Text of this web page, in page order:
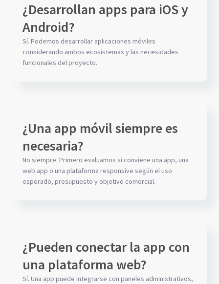
¿Desarrollan apps para iOS y
Android?
Sí. Podemos desarrollar aplicaciones móviles
considerando ambos ecosistemas y las necesidades
funcionales del proyecto.
¿Una app móvil siempre es
necesaria?
No siempre. Primero evaluamos si conviene una app, una
web app o una plataforma responsive según el uso
esperado, presupuesto y objetivo comercial.
¿Pueden conectar la app con
una plataforma web?
Sí. Una app puede integrarse con paneles administrativos,